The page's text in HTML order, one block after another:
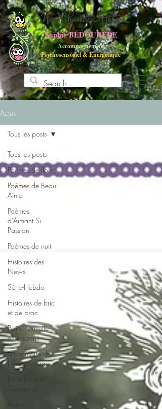
Accompagnement
Psychosensoriel&Énergétique
Sophie BÉDOURÈDE
UneChouette Histoire
Actus
Tous les posts
Poèmes de flore
Poèmes de Beau
Aime
Poèmes
d'Aimant Si
Passion
Poèmes de nuit
Histoires des
News
Série-Hebdo
Histoires de bric
et de broc
Petite nouvelle
en suspens
Grammaire de
l'imagination
Tous les posts